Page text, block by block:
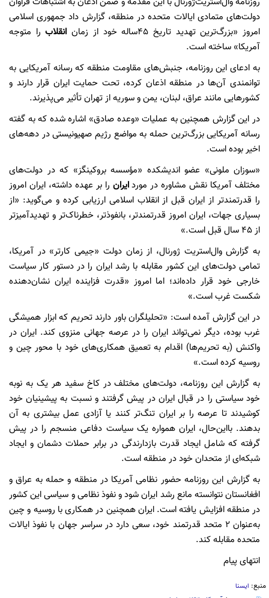
دولت‌های متمادی ایالات متحده در منطقه، گزارش داد جمهوری اسلامی
امروز «بزرگ‌ترین تهدید تاریخ ۴۵ساله خود از زمان
انقلاب را متوجه
آمریکا» ساخته است.
به ادعای این روزنامه، جنبش‌های مقاومت منطقه که رسانه آمریکایی به
توانمندی آن‌ها در منطقه اذعان کرده، تحت حمایت ایران قرار دارند و
کشورهایی مانند عراق، لبنان، یمن و سوریه از تهران تأثیر می‌پذیرند.
در این گزارش همچنین به عملیات «وعده صادق» اشاره شده که به گفته
رسانه آمریکایی بزرگ‌ترین حمله به مواضع رژیم صهیونیستی در دهه‌های
اخیر بوده است.
«سوزان ملونی» عضو اندیشکده «مؤسسه بروکینگز» که در دولت‌های
مختلف آمریکا نقش مشاوره در موردایران را بر عهده داشته، ایران امروز
را قدرتمندتر از ایران قبل از انقلاب اسلامی ارزیابی کرده و می‌گوید: «از
بسیاری جهات، ایران امروز قدرتمندتر، بانفوذتر، خطرناک‌تر و تهدیدآمیزتر
از ۴۵ سال قبل است.»
به گزارش وال‌استریت ژورنال، از زمان دولت «جیمی کارتر» در آمریکا،
تمامی دولت‌های این کشور مقابله با رشد ایران را در دستور کار سیاست
خارجی خود قرار داده‌اند؛ اما امروز «قدرت فزاینده ایران نشان‌دهنده
شکست غرب است.»
در این گزارش آمده است: «تحلیلگران باور دارند تحریم که ابزار همیشگی
غرب بوده، دیگر نمی‌تواند ایران را در عرصه جهانی منزوی کند. ایران در
واکنش (به تحریم‌ها) اقدام به تعمیق همکاری‌های خود با محور چین و
روسیه کرده است.»
به گزارش این روزنامه، دولت‌های مختلف در کاخ سفید هر یک به نوبه
خود سیاستی را در قبال ایران در پیش گرفتند و نسبت به پیشینیان خود
کوشیدند تا عرصه را بر ایران تنگ‌تر کنند یا آزادی عمل بیشتری به آن
بدهند. بااین‌حال، ایران همواره یک سیاست دفاعی منسجم را در پیش
گرفته که شامل ایجاد قدرت بازدارندگی در برابر حملات دشمان و ایجاد
شبکه‌ای از متحدان خود در منطقه است.
به گزارش این روزنامه حضور نظامی آمریکا در منطقه و حمله به عراق و
افغانستان نتوانسته مانع رشد ایران شود و نفوذ نظامی و سیاسی این کشور
در منطقه افزایش یافته است. ایران همچنین در همکاری با روسیه و چین
به‌عنوان ۲ متحد قدرتمند خود، سعی دارد در سراسر جهان با نفوذ ایالات
متحده مقابله کند.
انتهای پیام
منبع: ایسنا